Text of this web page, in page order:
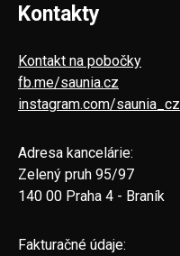
Kontakty
Kontakt na pobočky
fb.me/saunia.cz
instagram.com/saunia_cz
Adresa kancelárie:
Zelený pruh 95/97
140 00 Praha 4 - Braník
Fakturačné údaje: